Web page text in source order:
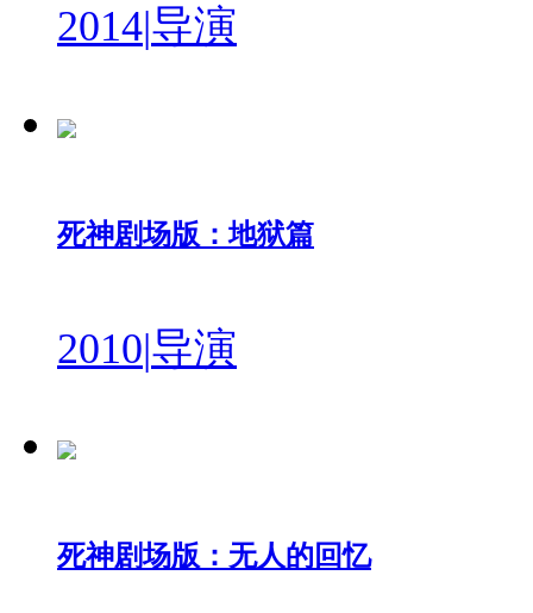
2014|导演
死神剧场版：地狱篇
2010|导演
死神剧场版：无人的回忆